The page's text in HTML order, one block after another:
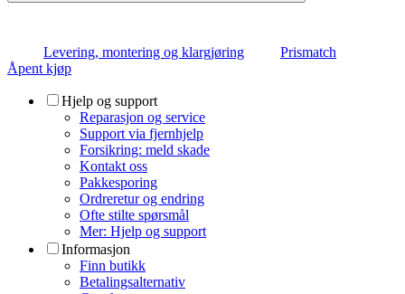
Levering, montering og klargjøring
Prismatch
Åpent kjøp
Hjelp og support
Reparasjon og service
Support via fjernhjelp
Forsikring: meld skade
Kontakt oss
Pakkesporing
Ordreretur og endring
Ofte stilte spørsmål
Mer: Hjelp og support
Informasjon
Finn butikk
Betalingsalternativ